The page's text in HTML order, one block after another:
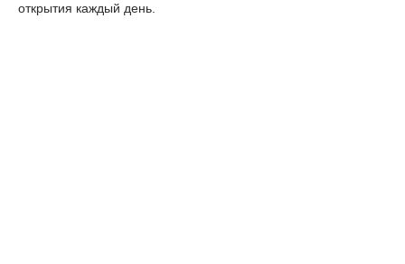
открытия каждый день.